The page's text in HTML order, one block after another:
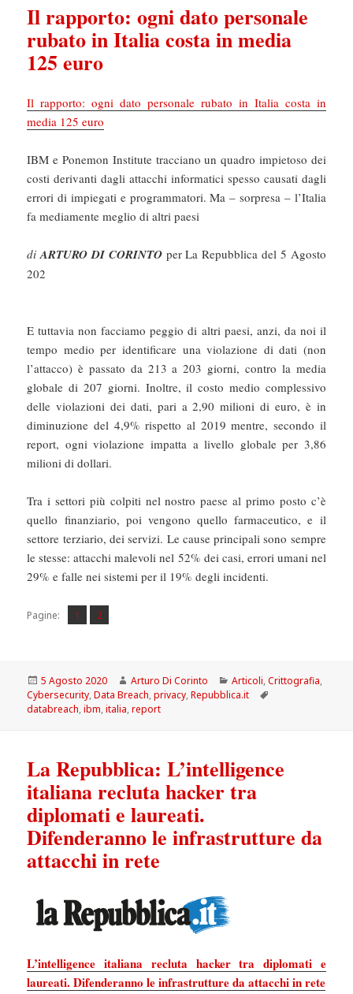
Il rapporto: ogni dato personale
rubato in Italia costa in media
125 euro
Il rapporto: ogni dato personale rubato in Italia costa in
media 125 euro
IBM e Ponemon Institute tracciano un quadro impietoso dei
costi derivanti dagli attacchi informatici spesso causati dagli
errori di impiegati e programmatori. Ma – sorpresa – l’Italia
fa mediamente meglio di altri paesi
diARTURO DI CORINTOper La Repubblica del 5 Agosto
202
E tuttavia non facciamo peggio di altri paesi, anzi, da noi il
tempo medio per identificare una violazione di dati (non
l’attacco) è passato da 213 a 203 giorni, contro la media
globale di 207 giorni. Inoltre, il costo medio complessivo
delle violazioni dei dati, pari a 2,90 milioni di euro, è in
diminuzione del 4,9% rispetto al 2019 mentre, secondo il
report, ogni violazione impatta a livello globale per 3,86
milioni di dollari.
Tra i settori più colpiti nel nostro paese al primo posto c’è
quello finanziario, poi vengono quello farmaceutico, e il
settore terziario, dei servizi. Le cause principali sono sempre
le stesse: attacchi malevoli nel 52% dei casi, errori umani nel
29% e falle nei sistemi per il 19% degli incidenti.
Pagine: Pagina
1 ,
Pagina
2
Scritto
il
5 Agosto 2020 Autore
Arturo Di Corinto Categorie
Articoli,Crittografia,
Cybersecurity,Data Breach,privacy,Repubblica.it
databreach,ibm,italia,report
La Repubblica: L’intelligence
italiana recluta hacker tra
diplomati e laureati.
Difenderanno le infrastrutture da
attacchi in rete
L’intelligence italiana recluta hacker tra diplomati e
laureati. Difenderanno le infrastrutture da attacchi in rete